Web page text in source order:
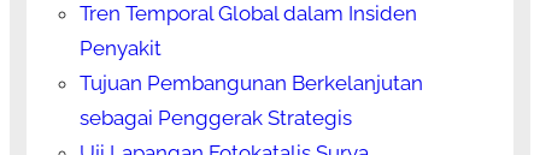
Tren Temporal Global dalam Insiden
Penyakit
Tujuan Pembangunan Berkelanjutan
sebagai Penggerak Strategis